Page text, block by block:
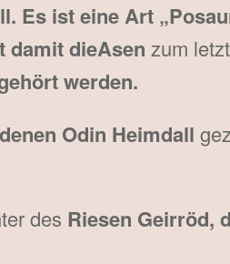
Es ist eine Art
damit dieAsen zum
werden.
Odin Heimdall
des Riesen Geirröd,